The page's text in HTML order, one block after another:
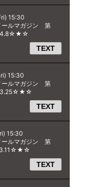
15:30
ルマガジン 第
TEXT
15:30
ルマガジン 第
TEXT
15:30
ルマガジン 第
TEXT